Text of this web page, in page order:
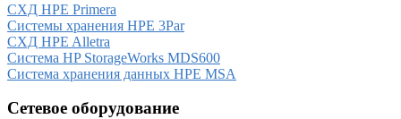
СХД HPE Primera
Системы хранения HPE 3Par
СХД HPE Alletra
Система HP StorageWorks MDS600
Система хранения данных HPE MSA
Сетевое оборудование